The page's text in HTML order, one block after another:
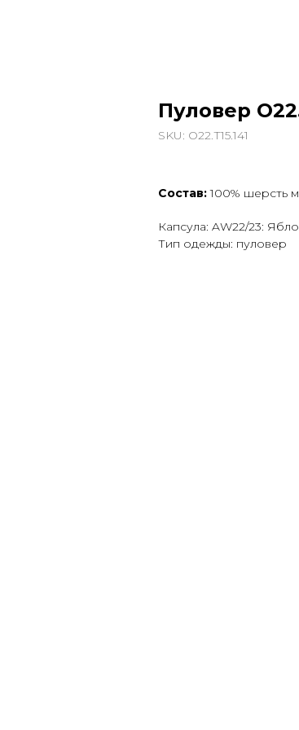
Пуловер
SKU: О22.Т15.141
Состав:100% шерсть
Капсула: AW22/23:
Тип одежды: пуловер